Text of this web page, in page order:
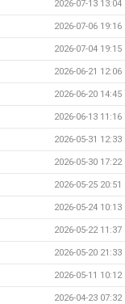
2026-07-13 13:04
2026-07-06 19:16
2026-07-04 19:15
2026-06-21 12:06
2026-06-20 14:45
2026-06-13 11:16
2026-05-31 12:33
2026-05-30 17:22
2026-05-25 20:51
2026-05-24 10:13
2026-05-22 11:37
2026-05-20 21:33
2026-05-11 10:12
2026-04-23 07:32